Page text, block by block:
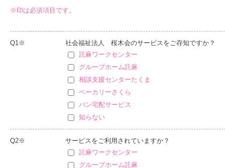
※印は必須項目です。
Q1※
社会福祉法人 桜木会のサービスをご存知ですか？
託麻ワークセンター
グループホーム託麻
相談支援センターたくま
ベーカリーさくら
パン宅配サービス
知らない
Q2※
サービスをご利用されていますか？
託麻ワークセンター
グループホーム託麻